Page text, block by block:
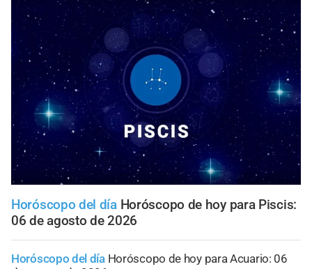
Horóscopo del día Horóscopo de hoy para Piscis:
06 de agosto de 2026
Horóscopo del día Horóscopo de hoy para Acuario: 06